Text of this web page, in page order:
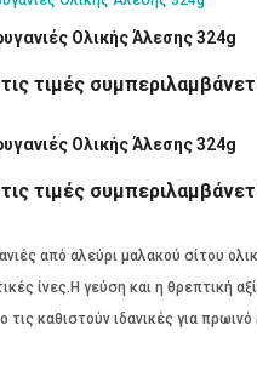
Ολικής Άλεσης 324g
τιμές
Ολικής Άλεσης 324g
τιμές
από αλεύρι μαλακού σίτου
ίνες.Η γεύση και η θρεπτική
τις καθιστούν ιδανικές για πρωινό